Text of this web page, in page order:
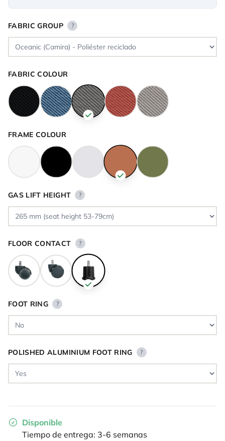
FABRIC GROUP ?
FABRIC COLOUR
FRAME COLOUR
GAS LIFT HEIGHT ?
FLOOR CONTACT ?
FOOT RING ?
POLISHED ALUMINIUM FOOT RING ?
Disponible
Tiempo de entrega: 3-6 semanas